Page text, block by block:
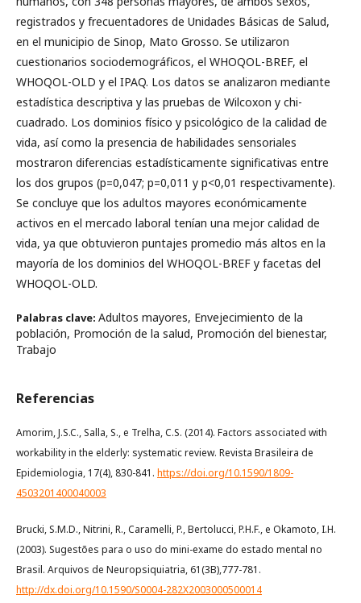
registrados y frecuentadores de Unidades Básicas de Salud,
en el municipio de Sinop, Mato Grosso. Se utilizaron
cuestionarios sociodemográficos, el WHOQOL-BREF, el
WHOQOL-OLD y el IPAQ. Los datos se analizaron mediante
estadística descriptiva y las pruebas de Wilcoxon y chi-
cuadrado. Los dominios físico y psicológico de la calidad de
vida, así como la presencia de habilidades sensoriales
mostraron diferencias estadísticamente significativas entre
los dos grupos (p=0,047; p=0,011 y p<0,01 respectivamente).
Se concluye que los adultos mayores económicamente
activos en el mercado laboral tenían una mejor calidad de
vida, ya que obtuvieron puntajes promedio más altos en la
mayoría de los dominios del WHOQOL-BREF y facetas del
WHOQOL-OLD.
Palabras clave: Adultos mayores, Envejecimiento de la
población, Promoción de la salud, Promoción del bienestar,
Trabajo
Referencias
Amorim, J.S.C., Salla, S., e Trelha, C.S. (2014). Factors associated with
workability in the elderly: systematic review. Revista Brasileira de
Epidemiologia, 17(4), 830-841. https://doi.org/10.1590/1809-
4503201400040003
Brucki, S.M.D., Nitrini, R., Caramelli, P., Bertolucci, P.H.F., e Okamoto, I.H.
(2003). Sugestões para o uso do mini-exame do estado mental no
Brasil. Arquivos de Neuropsiquiatria, 61(3B),777-781.
http://dx.doi.org/10.1590/S0004-282X2003000500014